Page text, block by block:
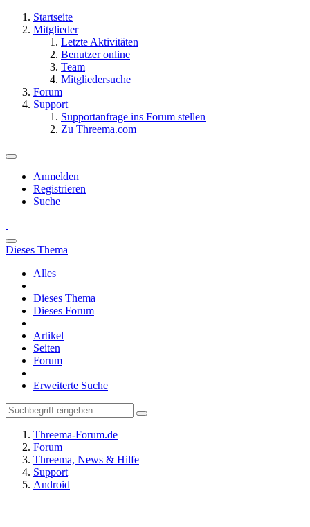
Startseite
Mitglieder
Letzte Aktivitäten
Benutzer online
Team
Mitgliedersuche
Forum
Support
Supportanfrage ins Forum stellen
Zu Threema.com
Anmelden
Registrieren
Suche
Dieses Thema
Alles
Dieses Thema
Dieses Forum
Artikel
Seiten
Forum
Erweiterte Suche
Threema-Forum.de
Forum
Threema, News & Hilfe
Support
Android